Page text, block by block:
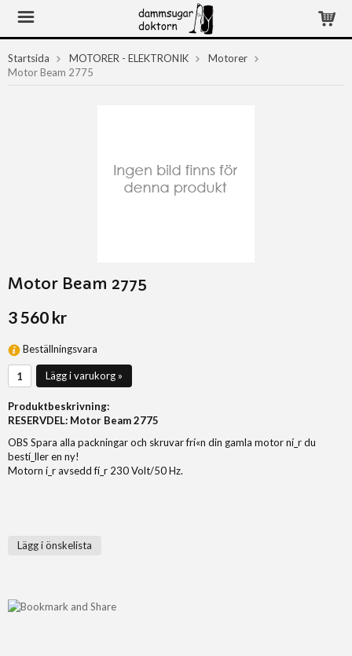
Startsida MOTORER - ELEKTRONIK
Motorer
Motor Beam 2775
Motor Beam 2775
3 560 kr
Beställningsvara
Lägg i varukorg »
Produktbeskrivning:
RESERVDEL: Motor Beam 2775
OBS Spara alla packningar och skruvar frí«n din gamla motor ní_r du
bestí_ller en ny!
Motorn í_r avsedd fí_r 230 Volt/50 Hz.
Lägg i önskelista